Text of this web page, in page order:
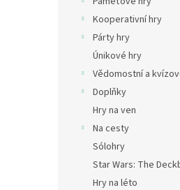
Kooperativní hry
Párty hry
Únikové hry
Vědomostní a
Doplňky
Hry na ven
Na cesty
Sólohry
Star Wars: The
Hry na léto